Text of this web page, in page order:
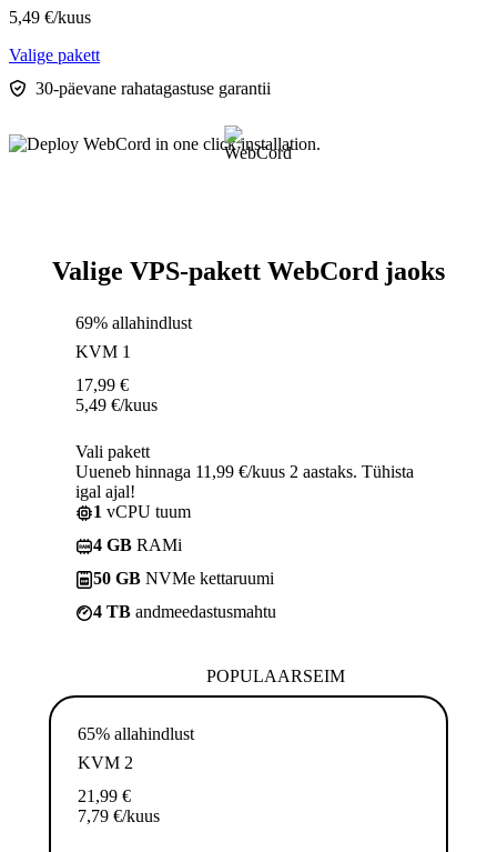
5,49 €/kuus
Valige pakett
30-päevane rahatagastuse garantii
Valige VPS-pakett WebCord jaoks
69% allahindlust
KVM 1
17,99 €
5,49 €/kuus
Vali pakett
Uueneb hinnaga 11,99 €/kuus 2 aastaks. Tühista
igal ajal!
1 vCPU tuum
4 GB RAMi
50 GB NVMe kettaruumi
4 TB andmeedastusmahtu
POPULAARSEIM
65% allahindlust
KVM 2
21,99 €
7,79 €/kuus